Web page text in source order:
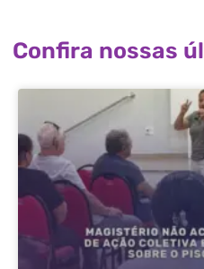
Confira nossas